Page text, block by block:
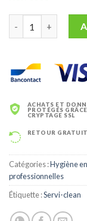
ACHATS ET
PROTÉGÉS
CRYPTAGE SSL
RETOUR
Catégories :Hygiène
professionnelles
Étiquette :Servi-clean